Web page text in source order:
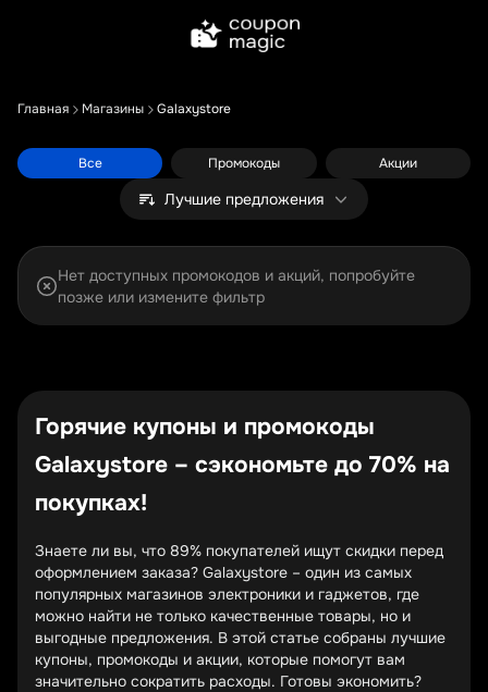
Главная Магазины Galaxystore
Все Промокоды Акции
Лучшие предложения
Нет доступных промокодов и акций, попробуйте
позже или измените фильтр
Горячие купоны и промокоды
Galaxystore – сэкономьте до 70% на
покупках!
Знаете ли вы, что 89% покупателей ищут скидки перед
оформлением заказа? Galaxystore – один из самых
популярных магазинов электроники и гаджетов, где
можно найти не только качественные товары, но и
выгодные предложения. В этой статье собраны лучшие
купоны, промокоды и акции, которые помогут вам
значительно сократить расходы. Готовы экономить?